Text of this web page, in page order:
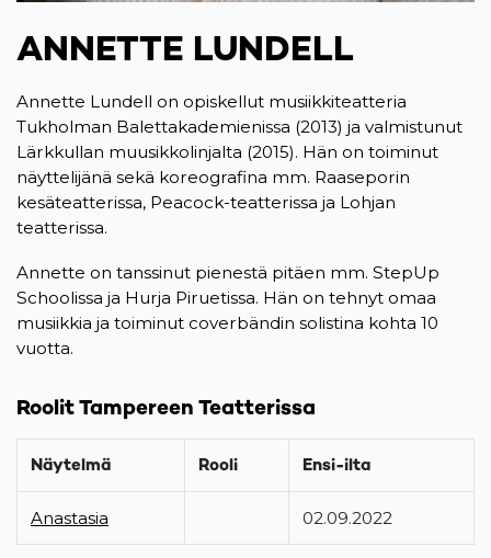
ANNETTE LUNDELL
Annette Lundell on opiskellut musiikkiteatteria
Tukholman Balettakademienissa (2013) ja valmistunut
Lärkkullan muusikkolinjalta (2015). Hän on toiminut
näyttelijänä sekä koreografina mm. Raaseporin
kesäteatterissa, Peacock-teatterissa ja Lohjan
teatterissa.
Annette on tanssinut pienestä pitäen mm. StepUp
Schoolissa ja Hurja Piruetissa. Hän on tehnyt omaa
musiikkia ja toiminut coverbändin solistina kohta 10
vuotta.
Roolit Tampereen Teatterissa
Näytelmä Rooli Ensi-ilta
Anastasia 02.09.2022